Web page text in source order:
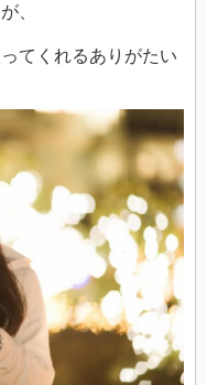
、
てくれるありがたい